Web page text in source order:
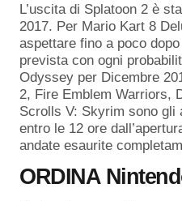
L’uscita di Splatoon 2 è
2017. Per Mario Kart 8
aspettare fino a poco
prevista con ogni
Odyssey per Dicembre
2, Fire Emblem Warriors,
Scrolls V: Skyrim sono gli
entro le 12 ore
andate esaurite
ORDINA